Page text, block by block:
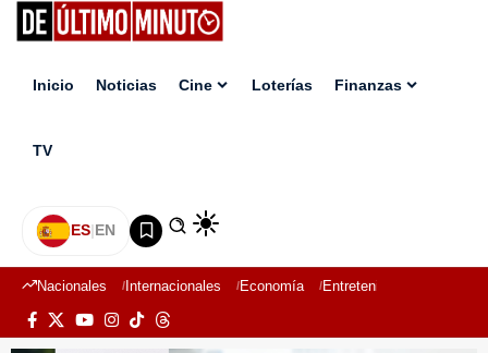
Inicio Noticias Cine Loterías Finanzas
TV
ES|EN
Nacionales Internacionales Economía Entretenimiento